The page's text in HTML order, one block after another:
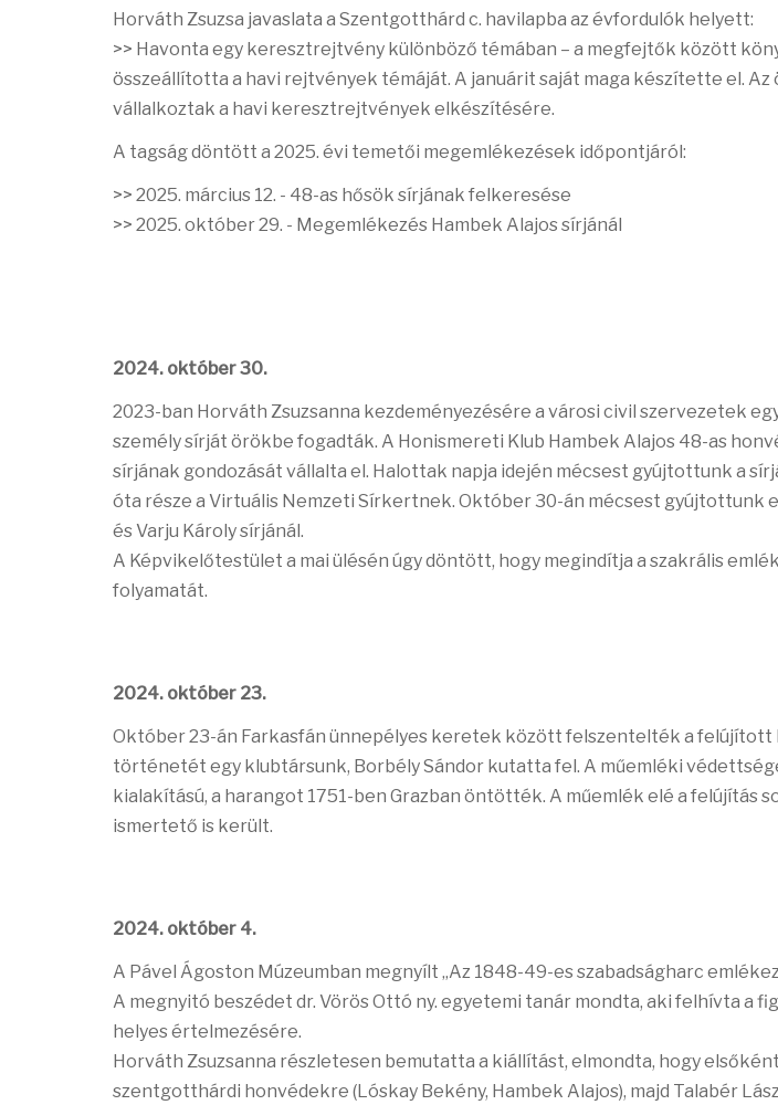
Horváth Zsuzsa javaslata a Szentgotthárd c. havilapba az évfordulók helyett:
>> Havonta egy keresztrejtvény különböző témában – a megfejtők között
összeállította a havi rejtvények témáját. A januárit saját maga készítette el. Az
vállalkoztak a havi keresztrejtvények elkészítésére.
A tagság döntött a 2025. évi temetői megemlékezések időpontjáról:
>> 2025. március 12. - 48-as hősök sírjának felkeresése
>> 2025. október 29. - Megemlékezés Hambek Alajos sírjánál
2024. október 30.
2023-ban Horváth Zsuzsanna kezdeményezésére a városi civil szervezetek
személy sírját örökbe fogadták. A Honismereti Klub Hambek Alajos 48-as
sírjának gondozását vállalta el. Halottak napja idején mécsest gyújtottunk a
óta része a Virtuális Nemzeti Sírkertnek. Október 30-án mécsest gyújtottunk
és Varju Károly sírjánál.
A Képvikelőtestület a mai ülésén úgy döntött, hogy megindítja a szakrális
folyamatát.
2024. október 23.
Október 23-án Farkasfán ünnepélyes keretek között felszentelték a felújított
történetét egy klubtársunk, Borbély Sándor kutatta fel. A műemléki
kialakítású, a harangot 1751-ben Grazban öntötték. A műemlék elé a felújítás
ismertető is került.
2024. október 4.
A Pável Ágoston Múzeumban megnyílt „Az 1848-49-es szabadságharc
A megnyitó beszédet dr. Vörös Ottó ny. egyetemi tanár mondta, aki felhívta a
helyes értelmezésére.
Horváth Zsuzsanna részletesen bemutatta a kiállítást, elmondta, hogy
szentgotthárdi honvédekre (Lóskay Bekény, Hambek Alajos), majd Talabér